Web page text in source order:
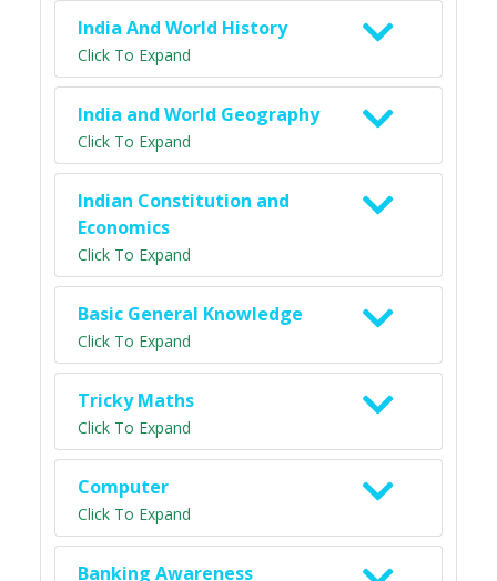
India And World History
Click To Expand
India and World Geography
Click To Expand
Indian Constitution and
Economics
Click To Expand
Basic General Knowledge
Click To Expand
Tricky Maths
Click To Expand
Computer
Click To Expand
Banking Awareness